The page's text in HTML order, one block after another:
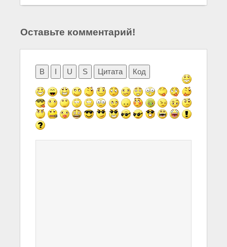
Оставьте комментарий!
B I U S Цитата Код